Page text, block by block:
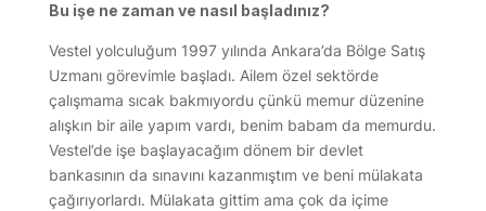
Bu işe ne zaman ve nasıl başladınız?
Vestel yolculuğum 1997 yılında Ankara’da Bölge Satış
Uzmanı görevimle başladı. Ailem özel sektörde
çalışmama sıcak bakmıyordu çünkü memur düzenine
alışkın bir aile yapım vardı, benim babam da memurdu.
Vestel’de işe başlayacağım dönem bir devlet
bankasının da sınavını kazanmıştım ve beni mülakata
çağırıyorlardı. Mülakata gittim ama çok da içime